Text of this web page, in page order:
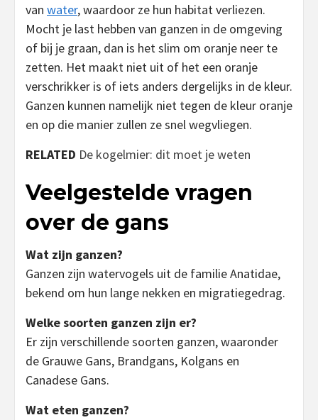
van water, waardoor ze hun habitat verliezen.
Mocht je last hebben van ganzen in de omgeving
of bij je graan, dan is het slim om oranje neer te
zetten. Het maakt niet uit of het een oranje
verschrikker is of iets anders dergelijks in de kleur.
Ganzen kunnen namelijk niet tegen de kleur oranje
en op die manier zullen ze snel wegvliegen.
RELATED De kogelmier: dit moet je weten
Veelgestelde vragen
over de gans
Wat zijn ganzen?
Ganzen zijn watervogels uit de familie Anatidae,
bekend om hun lange nekken en migratiegedrag.
Welke soorten ganzen zijn er?
Er zijn verschillende soorten ganzen, waaronder
de Grauwe Gans, Brandgans, Kolgans en
Canadese Gans.
Wat eten ganzen?